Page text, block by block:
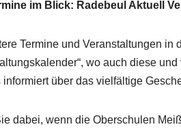
im Blick: Radebeul Aktuell
Termine und Veranstaltungen in
wo auch diese
informiert über das vielfältige
dabei, wenn die Oberschulen